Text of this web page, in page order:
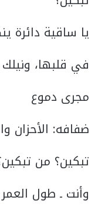
يا ساقية دائرة
في قلبها،
مجرى دموع
ضفافه: الأحزان
تبكين؟ من
وأنت ـ طول